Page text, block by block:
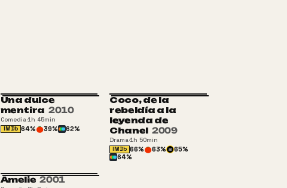
Una dulce
mentira 2010
Comedia·1h 45min
IMDb 64% 39% 62%
Coco, de la
rebeldía a la
leyenda de
Chanel 2009
Drama·1h 50min
IMDb 66% 63% m 65%
64%
Amelie 2001